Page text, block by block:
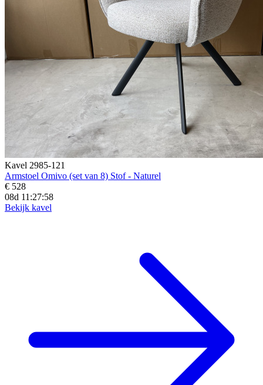
Kavel 2985-121
Armstoel Omivo (set van 8) Stof - Naturel
€ 528
08d 11:27:56
Bekijk kavel